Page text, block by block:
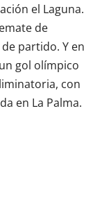
el Laguna.
de
partido. Y en
gol olímpico
con
en La Palma.